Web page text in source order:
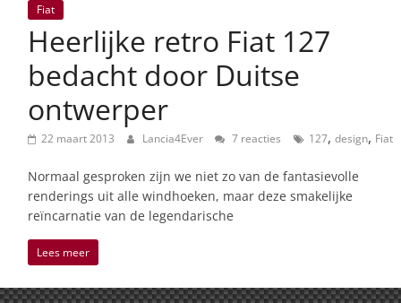
Italiaans
autonieuws
lifestyle
Fiat
Heerlijke retro Fiat 127
bedacht door Duitse
ontwerper
22 maart 2013 Lancia4Ever 7 reacties 127, design, Fiat
Normaal gesproken zijn we niet zo van de fantasievolle
renderings uit alle windhoeken, maar deze smakelijke
reïncarnatie van de legendarische
Lees meer